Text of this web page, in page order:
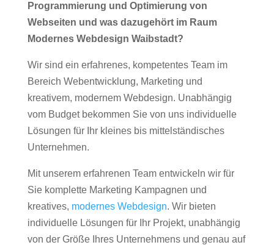
Programmierung und Optimierung von
Webseiten und was dazugehört im Raum
Modernes Webdesign Waibstadt?
Wir sind ein erfahrenes, kompetentes Team im
Bereich Webentwicklung, Marketing und
kreativem, modernem Webdesign. Unabhängig
vom Budget bekommen Sie von uns individuelle
Lösungen für Ihr kleines bis mittelständisches
Unternehmen.
Mit unserem erfahrenen Team entwickeln wir für
Sie komplette Marketing Kampagnen und
kreatives, modernes Webdesign. Wir bieten
individuelle Lösungen für Ihr Projekt, unabhängig
von der Größe Ihres Unternehmens und genau auf